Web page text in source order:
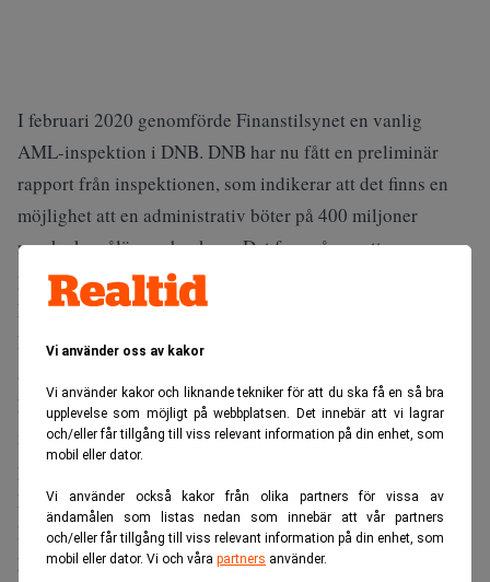
Vi använder oss av kakor
Vi använder kakor och liknande tekniker för att du ska få en så bra
upplevelse som möjligt på webbplatsen. Det innebär att vi lagrar
och/eller får tillgång till viss relevant information på din enhet, som
mobil eller dator.
Vi använder också kakor från olika partners för vissa av
ändamålen som listas nedan som innebär att vår partners
och/eller får tillgång till viss relevant information på din enhet, som
mobil eller dator. Vi och våra partners använder.
I februari 2020 genomförde Finanstilsynet en vanlig
AML-inspektion i DNB. DNB har nu fått en preliminär
rapport från inspektionen, som indikerar att det finns en
möjlighet att en administrativ böter på 400 miljoner
norska kan åläggas banken. Det framgår av ett
pressmeddelande.
DNB har inte varit delaktig i penningtvätt, men
Finanstilsynet kritiserar banken för bristande efterlevnad
av den norska lagen om penningtvätt. På grundval av
kritiken skriver Finanstilsynet i en preliminär rapport att
man överväger att ålägga banken ett administrativt böter
på 400 miljoner norska kronor.
Detta utgör cirka 7 procent av det maximala belopp som
Finanstilsynet har frihet att införa och 0,7 procent av
DNB: s årliga omsättning. Det högsta administrativa